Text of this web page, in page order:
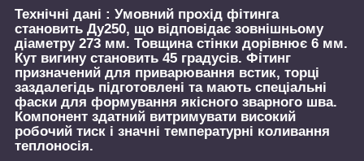
Технічні дані : Умовний прохід фітинга
становить Ду250, що відповідає зовнішньому
діаметру 273 мм. Товщина стінки дорівнює 6 мм.
Кут вигину становить 45 градусів. Фітинг
призначений для приварювання встик, торці
заздалегідь підготовлені та мають спеціальні
фаски для формування якісного зварного шва.
Компонент здатний витримувати високий
робочий тиск і значні температурні коливання
теплоносія.